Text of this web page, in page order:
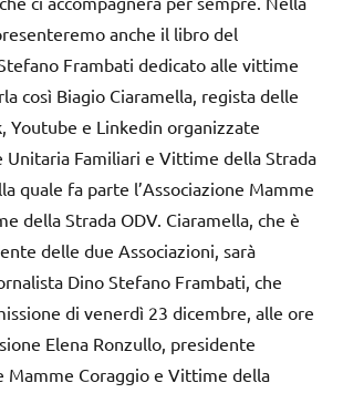
anche il libro del
Frambati dedicato alle vittime
così Biagio Ciaramella, regista delle
Youtube e Linkedin organizzate
Unitaria Familiari e Vittime della Strada
quale fa parte l’Associazione Mamme
della Strada ODV. Ciaramella, che è
delle due Associazioni, sarà
Dino Stefano Frambati, che
di venerdì 23 dicembre, alle ore
Elena Ronzullo, presidente
Mamme Coraggio e Vittime della